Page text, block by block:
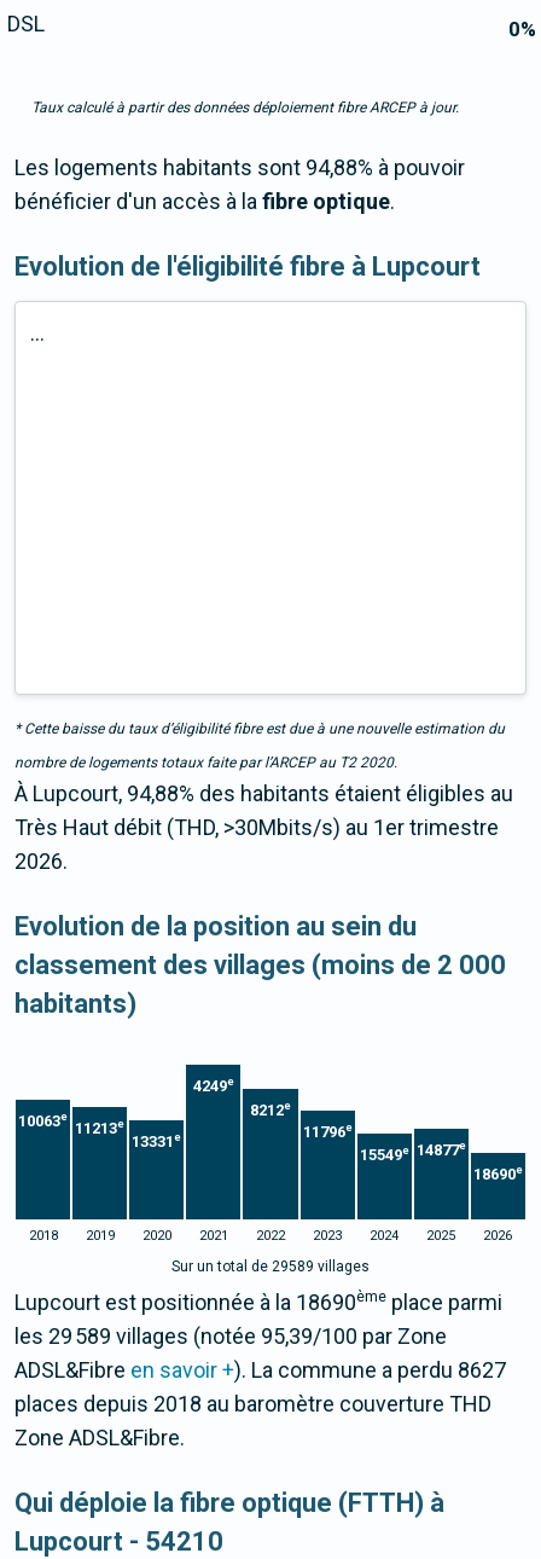
0%
DSL
Taux calculé à partir des données déploiement fibre ARCEP à jour.
Les logements habitants sont 94,88% à pouvoir
bénéficier d'un accès à lafibre optique.
Evolution de l'éligibilité fibre à Lupcourt
...
* Cette baisse du taux d’éligibilité fibre est due à une nouvelle estimation du
nombre de logements totaux faite par l’ARCEP au T2 2020.
À Lupcourt, 94,88% des habitants étaient éligibles au
Très Haut débit (THD, >30Mbits/s) au 1er trimestre
2026.
Evolution de la position au sein du
classement des villages (moins de 2 000
habitants)
10063e
11213e
13331e
4249e
8212e
11796e
15549e 14877e
18690e
2018 2019 2020 2021 2022 2023 2024 2025 2026
Sur un total de 29589 villages
Lupcourt est positionnée à la 18690ème place parmi
les 29 589 villages (notée 95,39/100 par Zone
ADSL&Fibre en savoir +). La commune a perdu 8627
places depuis 2018 au baromètre couverture THD
Zone ADSL&Fibre.
Qui déploie la fibre optique (FTTH) à
Lupcourt - 54210